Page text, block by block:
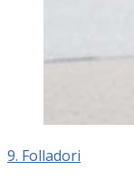
9. Folladori